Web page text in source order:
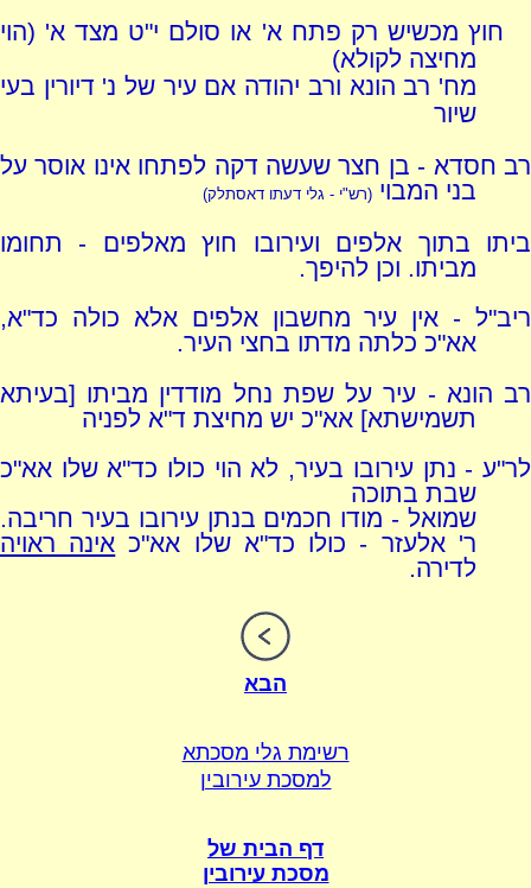
חוץ מכשיש רק פתח א' או סולם י"ט מצד א' (הוי
מחיצה לקולא)
מח' רב הונא ורב יהודה אם עיר של נ' דיורין בעי
שיור
רב חסדא - בן חצר שעשה דקה לפתחו אינו אוסר על
בני המבוי(רש"י - גלי דעתו דאסתלק)
ביתו בתוך אלפים ועירובו חוץ מאלפים - תחומו
מביתו. וכן להיפך.
ריב"ל - אין עיר מחשבון אלפים אלא כולה כד"א,
אא"כ כלתה מדתו בחצי העיר.
רב הונא - עיר על שפת נחל מודדין מביתו [בעיתא
תשמישתא] אא"כ יש מחיצת ד"א לפניה
לר"ע - נתן עירובו בעיר, לא הוי כולו כד"א שלו אא"כ
שבת בתוכה
שמואל - מודו חכמים בנתן עירובו בעיר חריבה.
ר' אלעזר - כולו כד"א שלו אא"כ אינה ראויה
לדירה.
הבא
רשימת גלי מסכתא
למסכת עירובין
דף הבית של
מסכת עירובין